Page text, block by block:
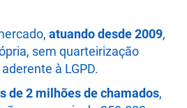
atuando desde 2009,
sem quarteirização
à LGPD.
de 2 milhões de chamados,